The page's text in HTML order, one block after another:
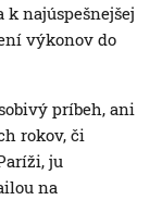
najúspešnejšej
výkonov do
príbeh, ani
rokov, či
ju
na